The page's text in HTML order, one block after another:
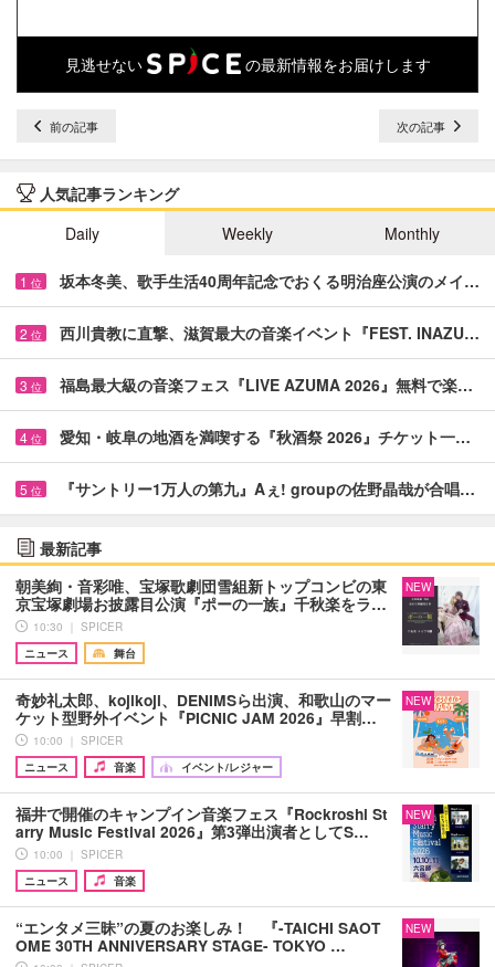
見逃せない の最新情報をお届けします
前の記事 次の記事
人気記事ランキング
Daily
Weekly Monthly
1 位 坂本冬美、歌手生活40周年記念でおくる明治座公演のメイ…
2 位 西川貴教に直撃、滋賀最大の音楽イベント『FEST. INAZU…
3 位 福島最大級の音楽フェス『LIVE AZUMA 2026』無料で楽…
4 位 愛知・岐阜の地酒を満喫する『秋酒祭 2026』チケット一…
5 位 『サントリー1万人の第九』Aぇ! groupの佐野晶哉が合唱…
最新記事
朝美絢・音彩唯、宝塚歌劇団雪組新トップコンビの東
京宝塚劇場お披露目公演『ポーの一族』千秋楽をラ…
10:30 ｜ SPICER
ニュース
舞台
NEW
奇妙礼太郎、kojikoji、DENIMSら出演、和歌山のマー
ケット型野外イベント『PICNIC JAM 2026』早割…
10:00 ｜ SPICER
ニュース
音楽 イベント/レジャー
NEW
福井で開催のキャンプイン音楽フェス『Rockroshi St
arry Music Festival 2026』第3弾出演者としてS…
10:00 ｜ SPICER
ニュース
音楽
NEW
“エンタメ三昧”の夏のお楽しみ！ 『-TAICHI SAOT
OME 30TH ANNIVERSARY STAGE- TOKYO …
NEW